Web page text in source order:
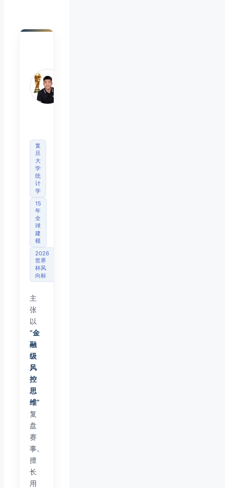
复
旦
大
学
统
计
学
15
年
全
球
建
模
2026
世界
杯风
向标
主
张
以
“金
融
级
风
控
思
维”
复
盘
赛
事。
擅
长
用